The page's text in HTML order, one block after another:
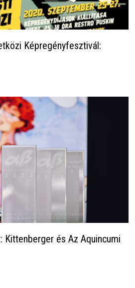
Képregényfesztivál:
Kittenberger és Az Aquincumi